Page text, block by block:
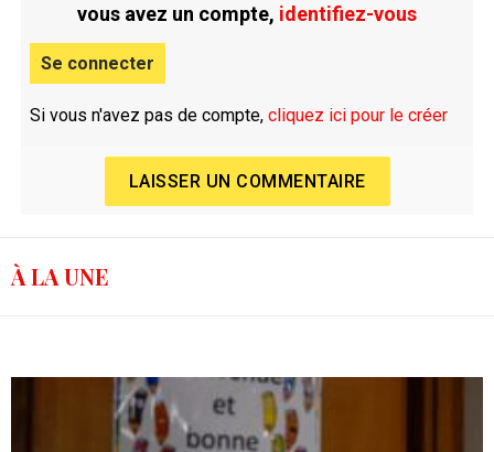
vous avez un compte, identifiez-vous
Se connecter
Si vous n'avez pas de compte, cliquez ici pour le créer
LAISSER UN COMMENTAIRE
À LA UNE